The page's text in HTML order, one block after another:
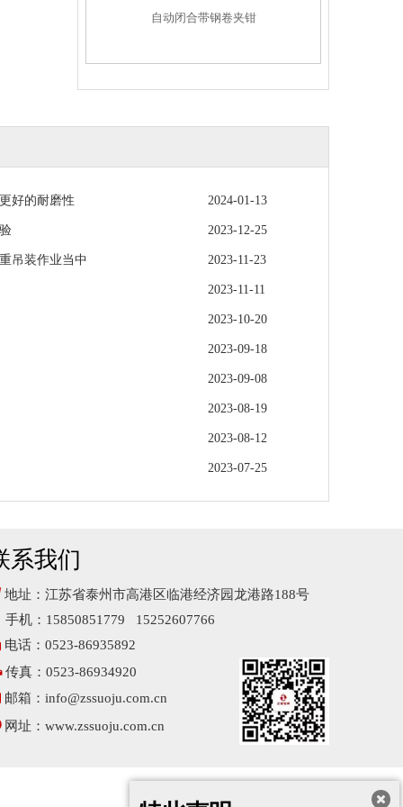
自动闭合带钢卷夹钳
好的耐磨性 2024-01-13
2023-12-25
吊装作业当中 2023-11-23
2023-11-11
2023-10-20
2023-09-18
2023-09-08
2023-08-19
2023-08-12
2023-07-25
系我们
地址：江苏省泰州市高港区临港经济园龙港路188号
机：15850851779 15252607766
电话：0523-86935892
传真：0523-86934920
邮箱： info@zssuoju.com.cn
网址： www.zssuoju.com.cn